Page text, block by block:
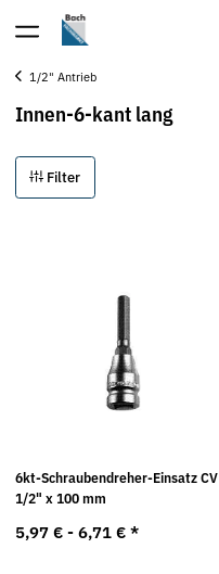
1/2" Antrieb
Innen-6-kant lang
Filter
6kt-Schraubendreher-Einsatz CV
1/2" x 100 mm
5,97 € - 6,71 € *